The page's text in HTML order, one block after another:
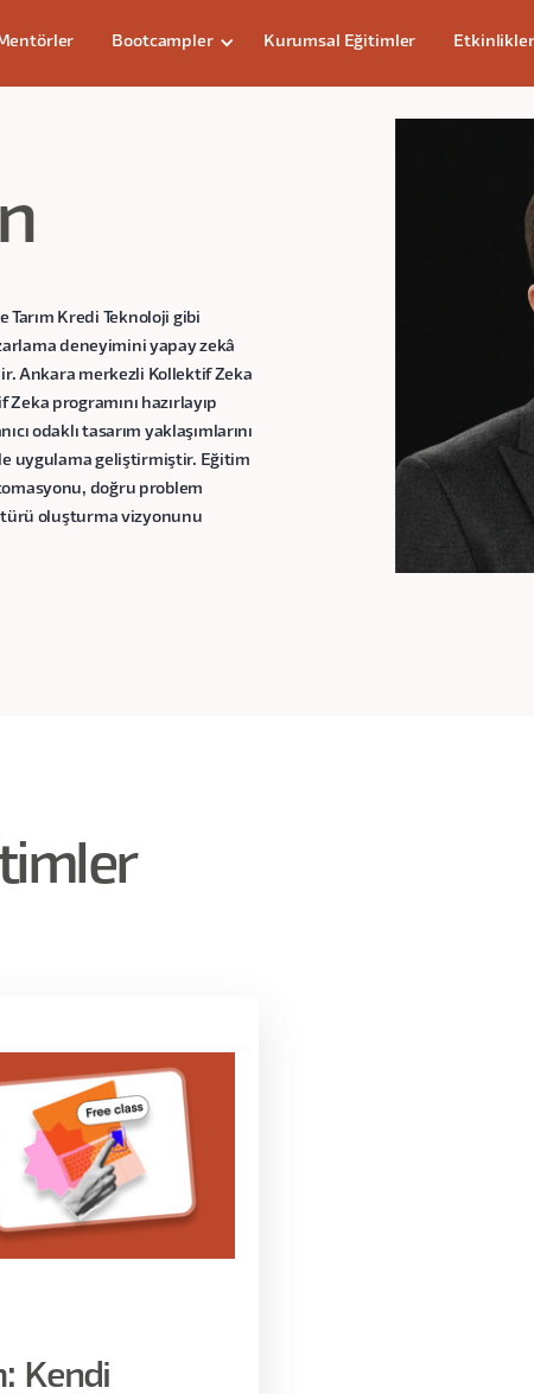
Bootcampler Kurumsal Eğitimler Etkinlikler
Tarım Kredi Teknoloji gibi
deneyimini yapay zekâ
Ankara merkezli Kollektif Zeka
programını hazırlayıp
odaklı tasarım yaklaşımlarını
uygulama geliştirmiştir. Eğitim
doğru problem
oluşturma vizyonunu
Kendi